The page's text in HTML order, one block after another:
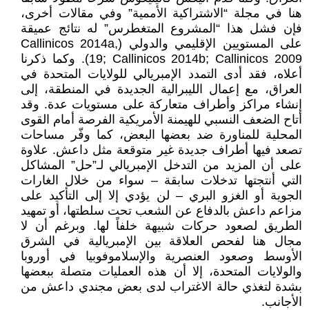
هنا في مجلة “الاشتراكية الأممية” وفي مقالات أخرى،
فإن فشل هذا “المشروع المتغطرس” له نتائج عميقة
على المستويين الإقليمي والدولي (Callinicos 2014a,
19; Callinicos 2014b; Callinicos 2009). وكما ذكرنا
أعلاه، فقد أدى التمدد الإمبريالي للولايات المتحدة في
العراق، مع إعمال الليبرالية الجديدة في المنطقة، إلى
إنشاء مراكز وأطراف متعاركة على مستويات عدة. وقد
أتاح الضعف النسبي للهيمنة الأمريكية الفرصة أمام القوى
المحلية للمناورة ضد بعضها البعض، كما وفّر مساحات
تصعد فيها أطراف جديدة غير متوقعة مثل داعش. علاوة
على أن المزيد من التدخل الإمبريالي لـ”حل” المشاكل
التي أنتجتها تدخلات سابقة – سواء من خلال الغارات
الجوية أو الغزو البري – لن يؤدي إلا إلى التأكيد على
مزاعم داعش بالدفاع عن الشعب تحت سلطتها، أو تمهيد
الطريق لصعود حركات شبيهة خلفاً لها. وبرغم أن لا
مجال هنا لفحص العلاقة بين الإمبريالية في الشرق
الأوسط وصعود العنصرية والإسلاموفوبيا في أوروبا
والولايات المتحدة، إلا أن هذه العمليات متصلة ببعضها
بشدة لتغذي حالة الاغتراب لدى بعض مجندي داعش من
الأجانب.